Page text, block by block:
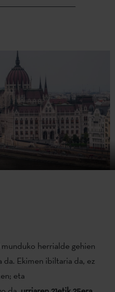
munduko herrialde gehien
Ekimen ibiltaria da, ez
eta